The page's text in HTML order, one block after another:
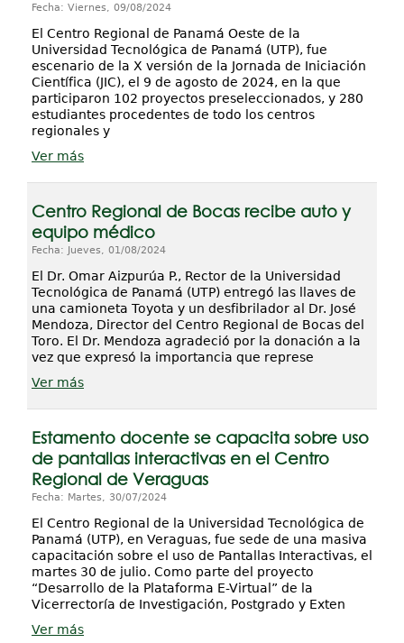
Fecha: Viernes, 09/08/2024
El Centro Regional de Panamá Oeste de la
Universidad Tecnológica de Panamá (UTP), fue
escenario de la X versión de la Jornada de Iniciación
Científica (JIC), el 9 de agosto de 2024, en la que
participaron 102 proyectos preseleccionados, y 280
estudiantes procedentes de todo los centros
regionales y
Ver más
Centro Regional de Bocas recibe auto y
equipo médico
Fecha: Jueves, 01/08/2024
El Dr. Omar Aizpurúa P., Rector de la Universidad
Tecnológica de Panamá (UTP) entregó las llaves de
una camioneta Toyota y un desfibrilador al Dr. José
Mendoza, Director del Centro Regional de Bocas del
Toro. El Dr. Mendoza agradeció por la donación a la
vez que expresó la importancia que represe
Ver más
Estamento docente se capacita sobre uso
de pantallas interactivas en el Centro
Regional de Veraguas
Fecha: Martes, 30/07/2024
El Centro Regional de la Universidad Tecnológica de
Panamá (UTP), en Veraguas, fue sede de una masiva
capacitación sobre el uso de Pantallas Interactivas, el
martes 30 de julio. Como parte del proyecto
“Desarrollo de la Plataforma E-Virtual” de la
Vicerrectoría de Investigación, Postgrado y Exten
Ver más